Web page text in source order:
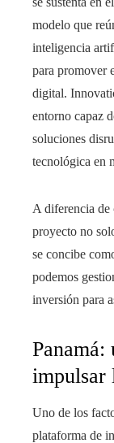
modelo que
inteligencia
para promover
digital.
entorno capaz
soluciones
tecnológica en
A diferencia de
proyecto no
se concibe
podemos
inversión para
Panamá:
impulsar
Uno de los
plataforma de